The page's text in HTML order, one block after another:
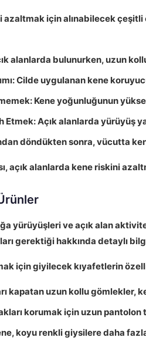
azaltmak için alınabilecek çeşitli
alanlarda bulunurken, uzun
Cilde uygulanan kene
Kene yoğunluğunun
Etmek:Açık alanlarda yürüyüş
döndükten sonra, vücutta
, açık alanlarda kene riskini
yürüyüşleri ve açık alan
gerektiği hakkında detaylı
için giyilecek kıyafetlerin
kapatan uzun kollu gömlekler,
korumak için uzun pantolon
koyu renkli giysilere daha